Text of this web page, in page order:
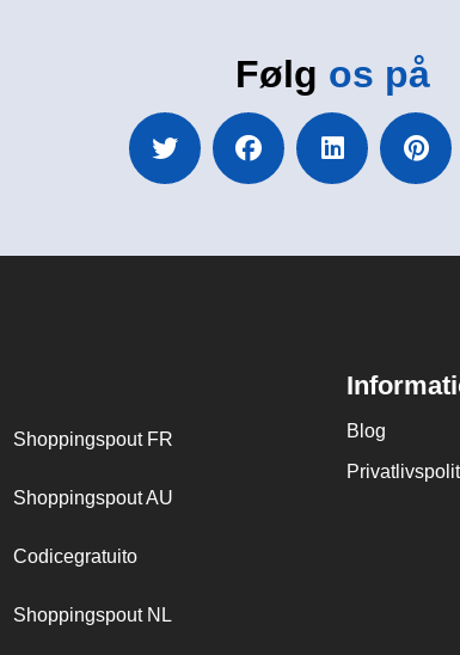
Følg os på
Shoppingspout FR
Shoppingspout AU
Codicegratuito
Shoppingspout NL
Blog